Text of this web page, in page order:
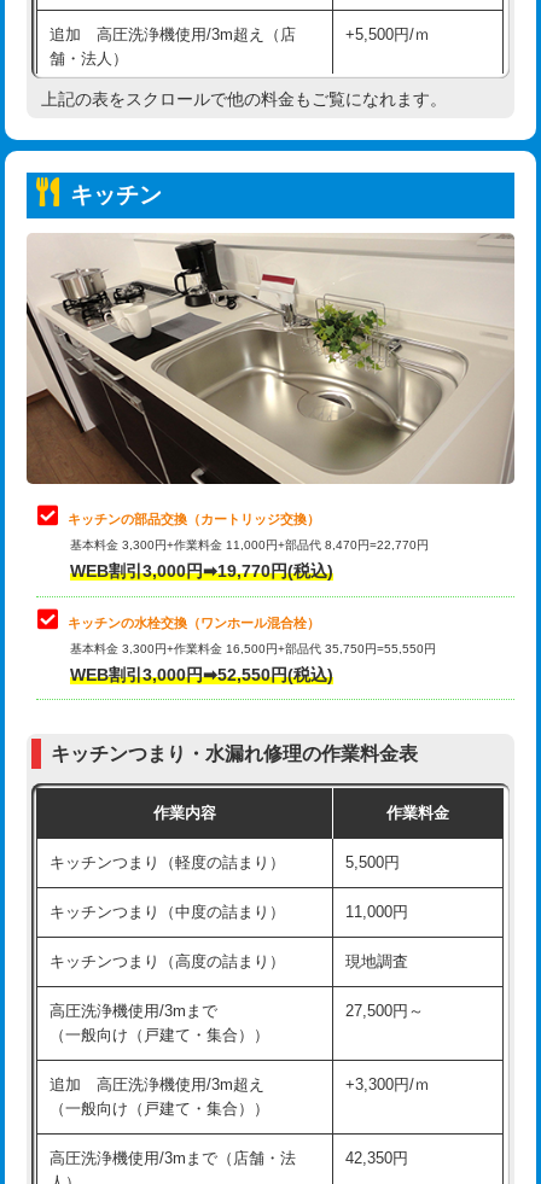
持込商品取付（浄水器・分岐水栓） 16,500円
持込商品取付（温水洗浄便座） 22,000円
持込商品取付（普通便座⇔温水洗浄便
22,000円
給水管工事※（ホール加工)
給水管工事※（バンド止め) 3,300円
給水管工事※（支持金具設置) 5,500円
給水管工事※（保温材使用（バンド止
め込み）)
5,500円
給水管工事※（土の掘削・埋め戻し作
11,000円
給水管工事※（塩ビ管（VP・HI）使
用/3ｍまで)
給水管工事※（塩ビ管（VP・HI）使
用（追加）/3ｍ超え)
給水管工事※（ライニング鋼管・銅
管・ポリ管・HT管使用/3ｍまで)
44,000円
管・ポリ管・HT管使用/3ｍ超え)
排水管工事（土の掘削・埋め戻し作
11,000円~
排水管工事（排水管工事/3ｍまで） 55,000円
排水管工事（追加 排水管工事/3ｍ超
+11,000円
マス交換（深さ50㎝未満）
マス交換（深さ50㎝以上） 66,000円
コンクリート斫り（厚さ10㎝まで）
追加 高圧洗浄機使用/3m超え（店
舗・法人）
+5,500円/ｍ
高度高圧洗浄換 現地調査
トーラー機使用/3mまで
追加トーラー機使用/3m超え +3,300円
カメラ調査 33,000円
桝清掃 8,800円
止水・漏水調査・防水処理・清掃・修
理・調整・分解・加工など（軽作業）
11,000円
止水・漏水調査・防水処理・清掃・修
理・調整・分解・加工など（中作業）
22,000円
止水・漏水調査・防水処理・清掃・修
理・調整・分解・加工など（重作業）
33,000円
お風呂タンク脱着
その他部品の脱着
式・ワンホール）)
交換・取付(排水栓・排水トラップ
22,000円+材料費
持込商品取付（単水栓）
持込商品取付（混合水栓） 16,500円
上記の表をスクロールで他の料金もご覧になれます。
キッチン
キッチンの部品交換（カートリッジ交換）
基本料金 3,300円+作業料金 11,000円+部品代 8,470円=22,770円
WEB割引3,000円➡19,770円(税込)
キッチンの水栓交換（ワンホール混合栓）
基本料金 3,300円+作業料金 16,500円+部品代 35,750円=55,550円
WEB割引3,000円➡52,550円(税込)
キッチンつまり・水漏れ修理の作業料金表
作業内容 作業料金
キッチンつまり（軽度の詰まり） 5,500円
キッチンつまり（中度の詰まり） 11,000円
キッチンつまり（高度の詰まり） 現地調査
高圧洗浄機使用/3mまで
（一般向け（戸建て・集合））
27,500円～
追加 高圧洗浄機使用/3m超え
（一般向け（戸建て・集合））
+3,300円/ｍ
高圧洗浄機使用/3mまで（店舗・法
42,350円